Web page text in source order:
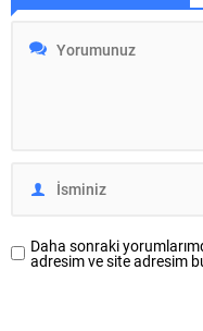
yüzde 70 düzeyinde fiziki
Büyükşehir Belediyesi BUSKİ
mahalleye kesintisiz ve sağlıklı
içme suyu...
Daha sonraki
adresim ve site adresim